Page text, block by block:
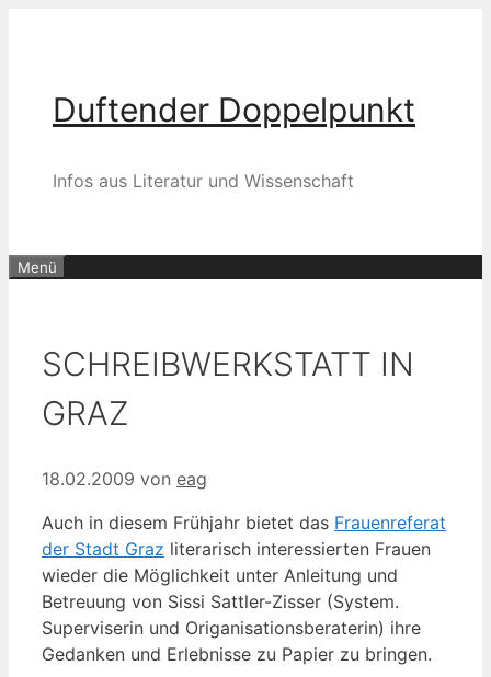
Duftender Doppelpunkt
Infos aus Literatur und Wissenschaft
Menü
SCHREIBWERKSTATT IN
GRAZ
18.02.2009 von eag
Auch in diesem Frühjahr bietet das Frauenreferat
der Stadt Graz literarisch interessierten Frauen
wieder die Möglichkeit unter Anleitung und
Betreuung von Sissi Sattler-Zisser (System.
Superviserin und Origanisationsberaterin) ihre
Gedanken und Erlebnisse zu Papier zu bringen.